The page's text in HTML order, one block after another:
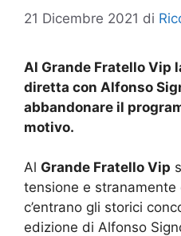
21 Dicembre 2021 di
Al Grande Fratello Vip
diretta con Alfonso
abbandonare il
motivo.
Al Grande Fratello Vip
tensione e stranamente
c’entrano gli storici
edizione di Alfonso